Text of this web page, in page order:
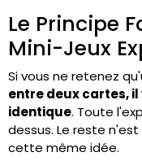
Le Principe
Mini-Jeux
Si vous ne retenez
entre deux cartes,
identique. Toute
dessus. Le reste
cette même idée.